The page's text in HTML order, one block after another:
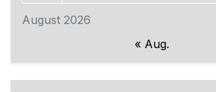
August 2026
« Aug.